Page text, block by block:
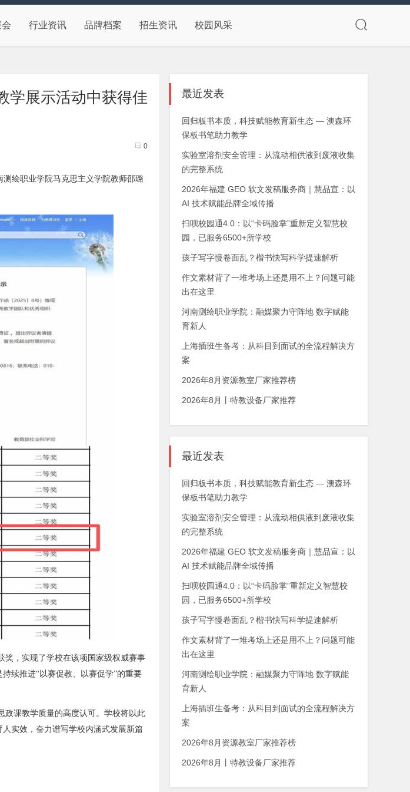
行业资讯 品牌档案 招生资讯 校园风采
学展示活动中获得佳
0
绘职业学院马克思主义学院教师邵璐
奖，实现了学校在该项国家级权威赛事
续推进“以赛促教、以赛促学”的重要
政课教学质量的高度认可。学校将以此
实效，奋力谱写学校内涵式发展新篇
最近发表
回归板书本质，科技赋能教育新生态 — 澳森环
保板书笔助力教学
实验室溶剂安全管理：从流动相供液到废液收集
的完整系统
2026年福建 GEO 软文发稿服务商｜慧品宣：以
AI 技术赋能品牌全域传播
扫呗校园通4.0：以“卡码脸掌”重新定义智慧校
园，已服务6500+所学校
孩子写字慢卷面乱？楷书快写科学提速解析
作文素材背了一堆考场上还是用不上？问题可能
出在这里
河南测绘职业学院：融媒聚力守阵地 数字赋能
育新人
上海插班生备考：从科目到面试的全流程解决方
案
2026年8月资源教室厂家推荐榜
2026年8月丨特教设备厂家推荐
最近发表
回归板书本质，科技赋能教育新生态 — 澳森环
保板书笔助力教学
实验室溶剂安全管理：从流动相供液到废液收集
的完整系统
2026年福建 GEO 软文发稿服务商｜慧品宣：以
AI 技术赋能品牌全域传播
扫呗校园通4.0：以“卡码脸掌”重新定义智慧校
园，已服务6500+所学校
孩子写字慢卷面乱？楷书快写科学提速解析
作文素材背了一堆考场上还是用不上？问题可能
出在这里
河南测绘职业学院：融媒聚力守阵地 数字赋能
育新人
上海插班生备考：从科目到面试的全流程解决方
案
2026年8月资源教室厂家推荐榜
2026年8月丨特教设备厂家推荐